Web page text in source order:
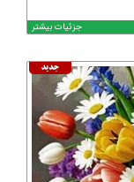
جزئیات بیشتر